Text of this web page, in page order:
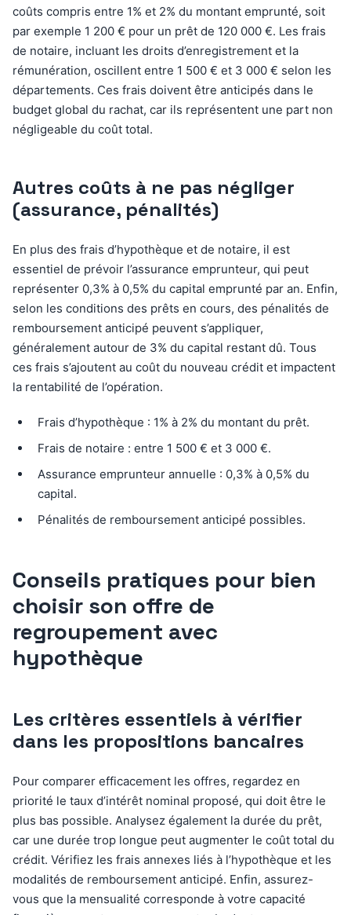
coûts compris entre 1% et 2% du montant emprunté, soit
par exemple 1 200 € pour un prêt de 120 000 €. Les frais
de notaire, incluant les droits d’enregistrement et la
rémunération, oscillent entre 1 500 € et 3 000 € selon les
départements. Ces frais doivent être anticipés dans le
budget global du rachat, car ils représentent une part non
négligeable du coût total.
Autres coûts à ne pas négliger
(assurance, pénalités)
En plus des frais d’hypothèque et de notaire, il est
essentiel de prévoir l’assurance emprunteur, qui peut
représenter 0,3% à 0,5% du capital emprunté par an. Enfin,
selon les conditions des prêts en cours, des pénalités de
remboursement anticipé peuvent s’appliquer,
généralement autour de 3% du capital restant dû. Tous
ces frais s’ajoutent au coût du nouveau crédit et impactent
la rentabilité de l’opération.
Frais d’hypothèque : 1% à 2% du montant du prêt.
Frais de notaire : entre 1 500 € et 3 000 €.
Assurance emprunteur annuelle : 0,3% à 0,5% du
capital.
Pénalités de remboursement anticipé possibles.
Conseils pratiques pour bien
choisir son offre de
regroupement avec
hypothèque
Les critères essentiels à vérifier
dans les propositions bancaires
Pour comparer efficacement les offres, regardez en
priorité le taux d’intérêt nominal proposé, qui doit être le
plus bas possible. Analysez également la durée du prêt,
car une durée trop longue peut augmenter le coût total du
crédit. Vérifiez les frais annexes liés à l’hypothèque et les
modalités de remboursement anticipé. Enfin, assurez-
vous que la mensualité corresponde à votre capacité